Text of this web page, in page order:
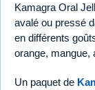
Kamagra Oral
avalé ou pressé
en différents
orange, mangue,
Un paquet de